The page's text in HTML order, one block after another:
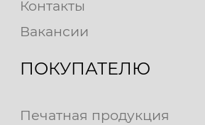
Контакты
Вакансии
ПОКУПАТЕЛЮ
Печатная продукция